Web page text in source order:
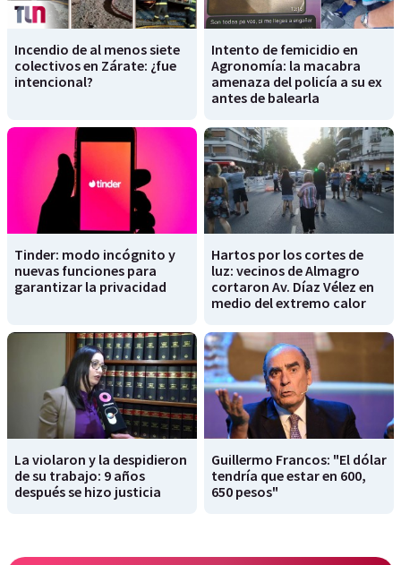
Incendio de al menos siete
colectivos en Zárate: ¿fue
intencional?
Intento de femicidio en
Agronomía: la macabra
amenaza del policía a su ex
antes de balearla
Tinder: modo incógnito y
nuevas funciones para
garantizar la privacidad
Hartos por los cortes de
luz: vecinos de Almagro
cortaron Av. Díaz Vélez en
medio del extremo calor
La violaron y la despidieron
de su trabajo: 9 años
después se hizo justicia
Guillermo Francos: "El dólar
tendría que estar en 600,
650 pesos"